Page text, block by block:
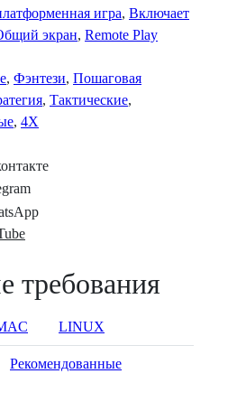
игра, Включает
экран, Remote Play
, Фэнтези, Пошаговая
, Тактические,
, 4X
требования
LINUX
Рекомендованные